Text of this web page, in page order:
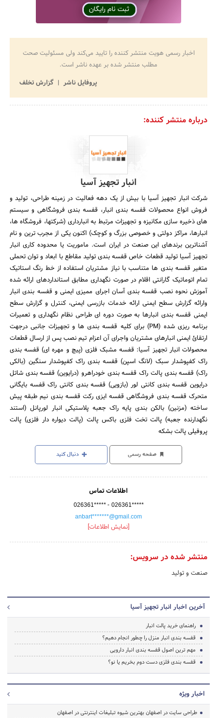
اخبار رسمی هویت منتشر کننده را تایید می‌کند ولی مسئولیت صحت
مطلب منتشر شده بر عهده ناشر است.
پروفایل ناشر
گزارش تخلف
درباره منتشر کننده:
انبار تجهیز آسیا
شرکت انبار تجهیز آسیا با بیش از یک دهه فعالیت در زمینه طراحی، تولید و
فروش انواع محصولات قفسه بندی انبار، قفسه بندی فروشگاهی و سیستم
های ذخیره سازی مکانیزه و تجهیزات مرتبط به انبارداری (شرکتها، فروشگاه ها،
انبارها، مراکز دولتی و خصوصی بزرگ و کوچک) اکنون یکی از مجرب ترین و نام
آشناترین برندهای این صنعت در ایران است. ماموریت یا محدوده کاری انبار
تجهیز آسیا تولید قطعات خاص قفسه بندی تولید مقاطع با ابعاد و توان تحملی
متغیر قفسه بندی ها متناسب با نیاز مشتریان استفاده از خط رنگ استاتیک
تمام اتوماتیک گارانتی اقلام در صورت نگهداری مطابق استانداردهای ارائه شده
آموزش نحوه نصب قفسه بندی آسان اجرای ممیزی ایمنی و قفسه بندی انبار
وارائه گزارش سطح ایمنی ارائه خدمات بازرسی ایمنی، کنترل و گزارش سطح
ایمنی قفسه بندی انبارها به صورت دوره ای طراحی نظام نگهداری و تعمیرات
برنامه ریزی شده (PM) برای کلیه قفسه بندی ها و تجهیزات جانبی درجهت
ارتقائ ایمنی انبارهای مشتریان واجرای آن اعزام تیم نصب پس از ارسال قطعات
محصولات انبار تجهیز آسیا: قفسه مشبک فلزی (پیچ و مهره ای) قفسه بندی
راک کفپوشدار سبک (لانگ اسپن) قفسه بندی راک کفپوشدار سنگین (بالکی
راک) قفسه بندی پالت راک قفسه بندی خودراهرو (درایوین) قفسه بندی شاتل
درایوین قفسه بندی کانتی لور (بازویی) قفسه بندی کانتی راک قفسه بایگانی
متحرک قفسه بندی فروشگاهی قفسه ایزی رکت قفسه بندی نیم طبقه پیش
ساخته (مزنین) بالکن بندی پایه راک جعبه پلاستیکی انبار لورپانل (استند
نگهدارنده جعبه) پالت تخت فلزی باکس پالت (پالت دیواره دار فلزی) پالت
پروفیلی پالت بشکه
صفحه رسمی دنبال کنید
اطلاعات تماس
026361***** - 026361*****
anbart*******@gmail.com
[نمایش اطلاعات]
منتشر شده در سرویس:
صنعت و تولید
آخرین اخبار انبار تجهیز آسیا
راهنمای خرید پالت انبار
قفسه بندی انبار منزل را چطور انجام دهیم؟
مهم ترین اصول قفسه بندی انبار دارویی
قفسه بندی فلزی دست دوم بخریم یا نو؟
اخبار ویژه
طراحی سایت در اصفهان بهترین شیوه تبلیغات اینترنتی در اصفهان